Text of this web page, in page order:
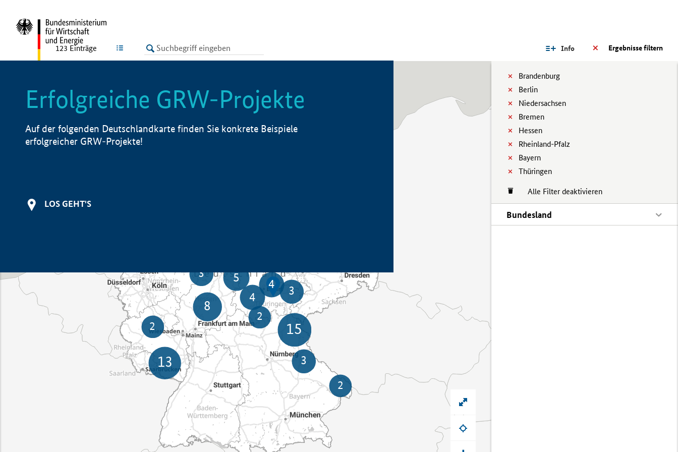
LISTE Ergebnisse filtern
Info
Brandenburg
Berlin
Niedersachsen
Bremen
Hessen
Rheinland-Pfalz
Bayern
Thüringen
Alle Filter deaktivieren
Bundesland
123 Einträge
Erfolgreiche GRW-Projekte
Auf der folgenden Deutschlandkarte finden Sie konkrete Beispiele
erfolgreicher GRW-Projekte!
LOS GEHT'S